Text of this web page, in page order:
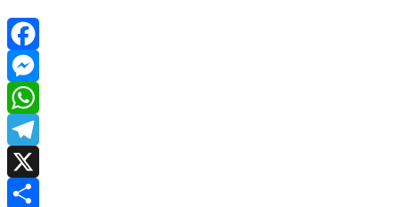
Facebook
Messenger
WhatsApp
Telegram
X